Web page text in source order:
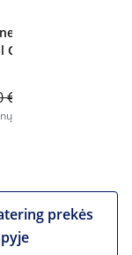
€
iki nuolaidos
prekės